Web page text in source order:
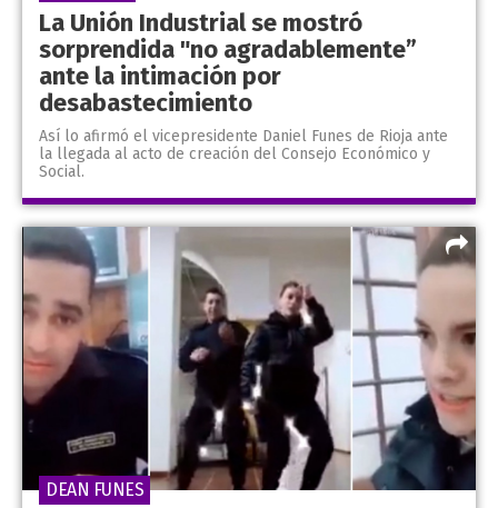
La Unión Industrial se mostró
sorprendida "no agradablemente”
ante la intimación por
desabastecimiento
Así lo afirmó el vicepresidente Daniel Funes de Rioja ante
la llegada al acto de creación del Consejo Económico y
Social.
DEAN FUNES